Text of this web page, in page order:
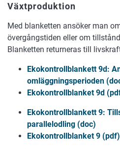
Växtproduktion
Med blanketten ansöker man
övergångstiden eller om
Blanketten returneras till
Ekokontrollblankett 9d:
omläggningsperioden
Ekokontrollblanket 9d
Ekokontrollblankett 9:
parallelodling (doc)
Ekokontrollblanket 9 (pdf)